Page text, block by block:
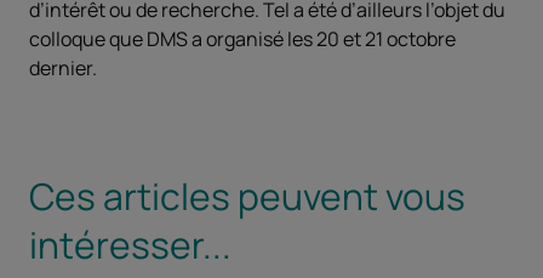
d’intérêt ou de recherche. Tel a été d’ailleurs l’objet du
colloque que DMS a organisé les 20 et 21 octobre
dernier.
Ces articles peuvent vous
intéresser...